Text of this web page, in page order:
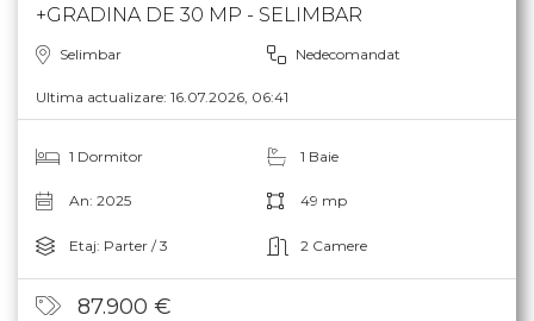
+GRADINA DE 30 MP - SELIMBAR
Selimbar Nedecomandat
Ultima actualizare: 16.07.2026, 06:41
1 Dormitor 1 Baie
An: 2025 49 mp
Etaj: Parter / 3 2 Camere
87.900 €